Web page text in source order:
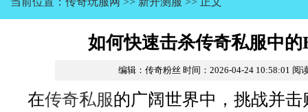
如何快速击杀传奇私服中的
编辑：传奇粉丝 时间：2026-04-24 10:58:01 阅
在传奇私服的广阔世界中，挑战并击